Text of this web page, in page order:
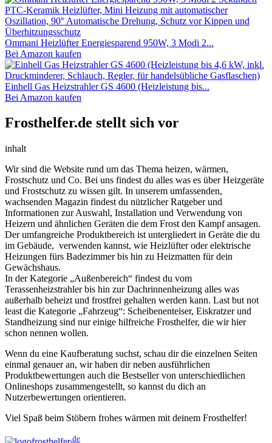
Ommani Heizlüfter Energiesparend 950W, 3 Modi 2...
Bei Amazon kaufen
Einhell Gas Heizstrahler GS 4600 (Heizleistung bis...
Bei Amazon kaufen
Frosthelfer.de stellt sich vor
inhalt
Wir sind die Website rund um das Thema heizen, wärmen,
Frostschutz und Co. Bei uns findest du alles was es über Heizgeräte
und Frostschutz zu wissen gilt. In unserem umfassenden,
wachsenden Magazin findest du nützlicher Ratgeber und
Informationen zur Auswahl, Installation und Verwendung von
Heizern und ähnlichen Geräten die dem Frost den Kampf ansagen.
Der umfangreiche Produktbereich ist untergliedert in Geräte die du
im Gebäude, verwenden kannst, wie Heizlüfter oder elektrische
Heizungen fürs Badezimmer bis hin zu Heizmatten für dein
Gewächshaus.
In der Kategorie „Außenbereich“ findest du vom
Terassenheizstrahler bis hin zur Dachrinnenheizung alles was
außerhalb beheizt und frostfrei gehalten werden kann. Last but not
least die Kategorie „Fahrzeug“: Scheibenenteiser, Eiskratzer und
Standheizung sind nur einige hilfreiche Frosthelfer, die wir hier
schon nennen wollen.
Wenn du eine Kaufberatung suchst, schau dir die einzelnen Seiten
einmal genauer an, wir haben dir neben ausführlichen
Produktbewertungen auch die Bestseller von unterschiedlichen
Onlineshops zusammengestellt, so kannst du dich an
Nutzerbewertungen orientieren.
Viel Spaß beim Stöbern frohes wärmen mit deinem Frosthelfer!
.de